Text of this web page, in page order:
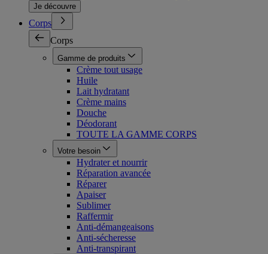
Je découvre
Corps
Corps
Gamme de produits
Crème tout usage
Huile
Lait hydratant
Crème mains
Douche
Déodorant
TOUTE LA GAMME CORPS
Votre besoin
Hydrater et nourrir
Réparation avancée
Réparer
Apaiser
Sublimer
Raffermir
Anti-démangeaisons
Anti-sécheresse
Anti-transpirant